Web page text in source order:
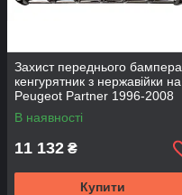
Захист переднього бампера
кенгурятник з нержавійки на
Peugeot Partner 1996-2008
В наявності
11 132 ₴
Купити